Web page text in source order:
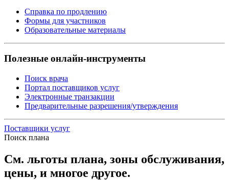
Справка по продлению
Формы для участников
Образовательные материалы
Полезные онлайн-инструменты
Поиск врача
Портал поставщиков услуг
Электронные транзакции
Предварительные разрешения/утверждения
Поставщики услуг
Поиск плана
См. льготы плана, зоны обслуживания,
цены, и многое другое.